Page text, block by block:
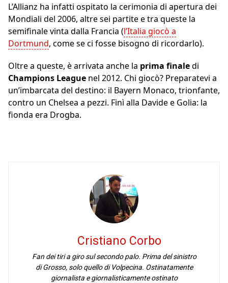
L’Allianz ha infatti ospitato la cerimonia di apertura dei
Mondiali del 2006, altre sei partite e tra queste la
semifinale vinta dalla Francia (l’Italia giocò a
Dortmund, come se ci fosse bisogno di ricordarlo).
Oltre a queste, è arrivata anche la prima finaledi
Champions League nel 2012. Chi giocò? Preparatevi a
un’imbarcata del destino: il Bayern Monaco, trionfante,
contro un Chelsea a pezzi. Finì alla Davide e Golia: la
fionda era Drogba.
Cristiano Corbo
Fan dei tiri a giro sul secondo palo. Prima del sinistro
di Grosso, solo quello di Volpecina. Ostinatamente
giornalista e giornalisticamente ostinato